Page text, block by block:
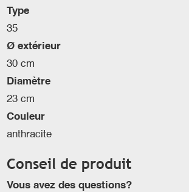
Type
35
Ø extérieur
30 cm
Diamètre
23 cm
Couleur
anthracite
Conseil de produit
Vous avez des questions?